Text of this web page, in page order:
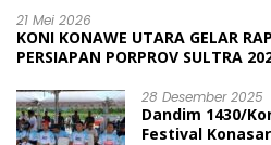
21 Mei 2026
KONI KONAWE UTARA GELAR
PERSIAPAN PORPROV SULTRA
28 Desember 2025
Dandim 1430/
Festival